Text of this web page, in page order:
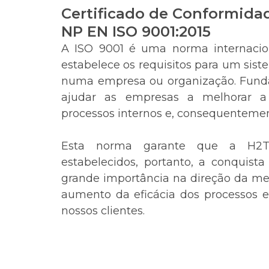
Certificado de
NP EN ISO 9001:2015
A ISO 9001 é uma norma
estabelece os requisitos para um
numa empresa ou organização.
ajudar as empresas a melhorar
processos internos e,
Esta norma garante que a
estabelecidos, portanto, a
grande importância na direção da
aumento da eficácia dos processos
nossos clientes.